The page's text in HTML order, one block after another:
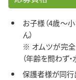
お子様（4歳～
ん）
※ オムツが完全
（年齢を問わず
保護者様が同行